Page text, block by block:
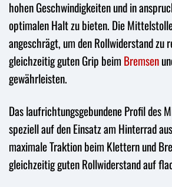
hohen Geschwindigkeiten und in
optimalen Halt zu bieten. Die
angeschrägt, um den Rollwiderstand zu
gleichzeitig guten Grip beim Bremsen
gewährleisten.
Das laufrichtungsgebundene Profil des
speziell auf den Einsatz am Hinterrad
maximale Traktion beim Klettern und
gleichzeitig guten Rollwiderstand auf